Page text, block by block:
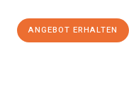
ANGEBOT ERHALTEN